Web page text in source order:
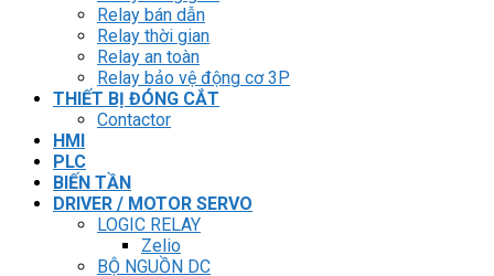
Relay bán dẫn
Relay thời gian
Relay an toàn
Relay bảo vệ động cơ 3P
THIẾT BỊ ĐÓNG CẮT
Contactor
HMI
PLC
BIẾN TẦN
DRIVER / MOTOR SERVO
LOGIC RELAY
Zelio
BỘ NGUỒN DC